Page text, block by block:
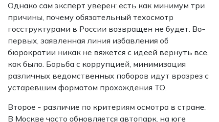
Однако сам эксперт уверен: есть как минимум три
причины, почему обязательный техосмотр
госструктурами в России возвращен не будет. Во-
первых, заявленная линия избавления об
бюрократии никак не вяжется с идеей вернуть все,
как было. Борьба с коррупцией, минимизация
различных ведомственных поборов идут вразрез с
устаревшим форматом прохождения ТО.
Второе - различие по критериям осмотра в стране.
В Москве часто обновляется автопарк, на юге